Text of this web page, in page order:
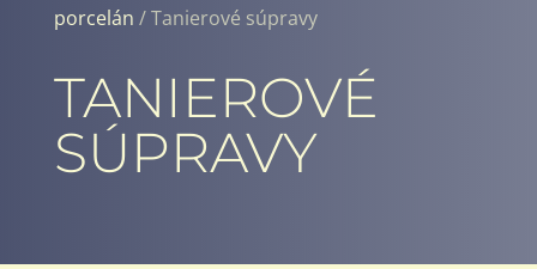
porcelán / Tanierové súpravy
TANIEROVÉ
SÚPRAVY